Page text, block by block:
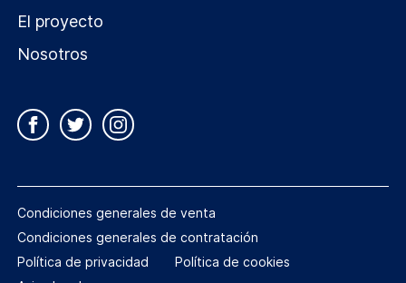
El proyecto
Nosotros
Condiciones generales de venta
Condiciones generales de contratación
Política de privacidad
Política de cookies